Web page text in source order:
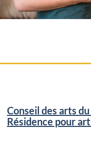
Conseil des arts
Résidence pour